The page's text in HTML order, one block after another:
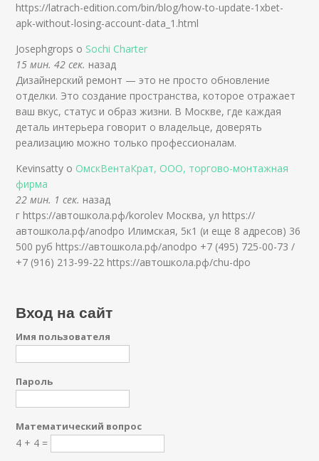
https://latrach-edition.com/bin/blog/how-to-update-1xbet-
apk-without-losing-account-data_1.html
Josephgrops о Sochi Charter
15 мин. 42 сек. назад
Дизайнерский ремонт — это не просто обновление
отделки. Это создание пространства, которое отражает
ваш вкус, статус и образ жизни. В Москве, где каждая
деталь интерьера говорит о владельце, доверять
реализацию можно только профессионалам.
Kevinsatty о ОмскВентаКрат, ООО, торгово-монтажная
фирма
22 мин. 1 сек. назад
г https://автошкола.рф/korolev Москва, ул https://
автошкола.рф/anodpo Илимская, 5к1 (и еще 8 адресов) 36
500 руб https://автошкола.рф/anodpo +7 (495) 725-00-73 /
+7 (916) 213-99-22 https://автошкола.рф/chu-dpo
Вход на сайт
Имя пользователя
Пароль
Математический вопрос
4 + 4 =